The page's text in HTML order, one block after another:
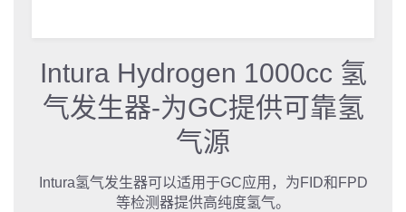
Intura Hydrogen 1000cc 氢
气发生器-为GC提供可靠氢
气源
Intura氢气发生器可以适用于GC应用，为FID和FPD
等检测器提供高纯度氢气。